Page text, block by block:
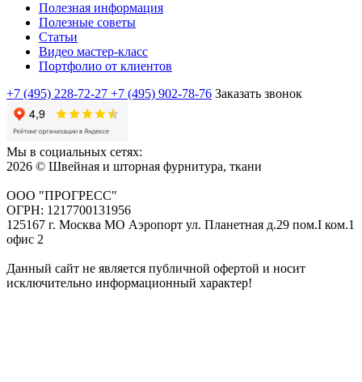
Полезная информация
Полезные советы
Статьи
Видео мастер-класс
Портфолио от клиентов
+7 (495) 228-72-27 +7 (495) 902-78-76 Заказать звонок
Мы в социальных сетях:
2026 © Швейная и шторная фурнитура, ткани
ООО "ПРОГРЕСС"
ОГРН: 1217700131956
125167 г. Москва МО Аэропорт ул. Планетная д.29 пом.I ком.1
офис 2
Данный сайт не является публичной офертой и носит
исключительно информационный характер!